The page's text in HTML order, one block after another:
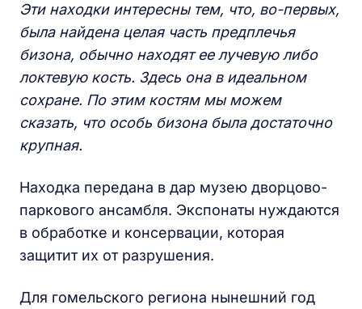
Эти находки интересны тем, что, во-первых,
была найдена целая часть предплечья
бизона, обычно находят ее лучевую либо
локтевую кость. Здесь она в идеальном
сохране. По этим костям мы можем
сказать, что особь бизона была достаточно
крупная.
Находка передана в дар музею дворцово-
паркового ансамбля. Экспонаты нуждаются
в обработке и консервации, которая
защитит их от разрушения.
Для гомельского региона нынешний год